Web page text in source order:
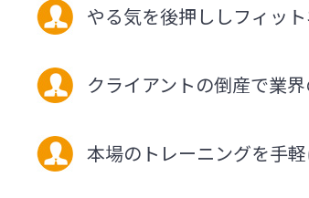
やる気を後押ししフィッ
クライアントの倒産で業
本場のトレーニングを手